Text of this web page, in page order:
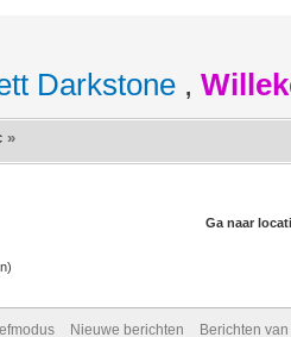
Darkstone ,
»
Ga naar
Nieuwe berichten Berichten